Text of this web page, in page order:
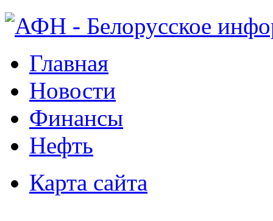
Главная
Новости
Финансы
Нефть
Карта сайта